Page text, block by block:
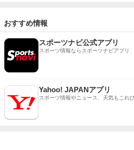
おすすめ情報
スポーツナビ公式アプリ
スポーツ情報ならスポーツナビアプリ
Yahoo! JAPANアプリ
スポーツ情報やニュース、天気もこれ